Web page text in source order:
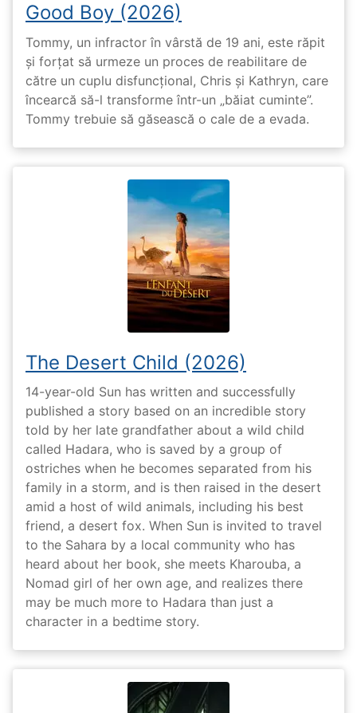
Good Boy (2026)
Tommy, un infractor în vârstă de 19 ani, este răpit
și forțat să urmeze un proces de reabilitare de
către un cuplu disfuncțional, Chris și Kathryn, care
încearcă să-l transforme într-un „băiat cuminte”.
Tommy trebuie să găsească o cale de a evada.
The Desert Child (2026)
14-year-old Sun has written and successfully
published a story based on an incredible story
told by her late grandfather about a wild child
called Hadara, who is saved by a group of
ostriches when he becomes separated from his
family in a storm, and is then raised in the desert
amid a host of wild animals, including his best
friend, a desert fox. When Sun is invited to travel
to the Sahara by a local community who has
heard about her book, she meets Kharouba, a
Nomad girl of her own age, and realizes there
may be much more to Hadara than just a
character in a bedtime story.